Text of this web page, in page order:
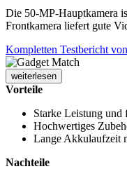
Die 50-MP-Hauptkamera
Frontkamera liefert gute
Kompletten Testbericht
weiterlesen
Vorteile
Starke Leistung
Hochwertiges
Lange Akkulaufzeit
Nachteile